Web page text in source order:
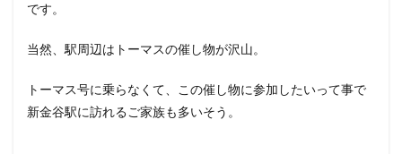
です。
当然、駅周辺はトーマスの催し物が沢山。
トーマス号に乗らなくて、この催し物に参加したいって事で
新金谷駅に訪れるご家族も多いそう。